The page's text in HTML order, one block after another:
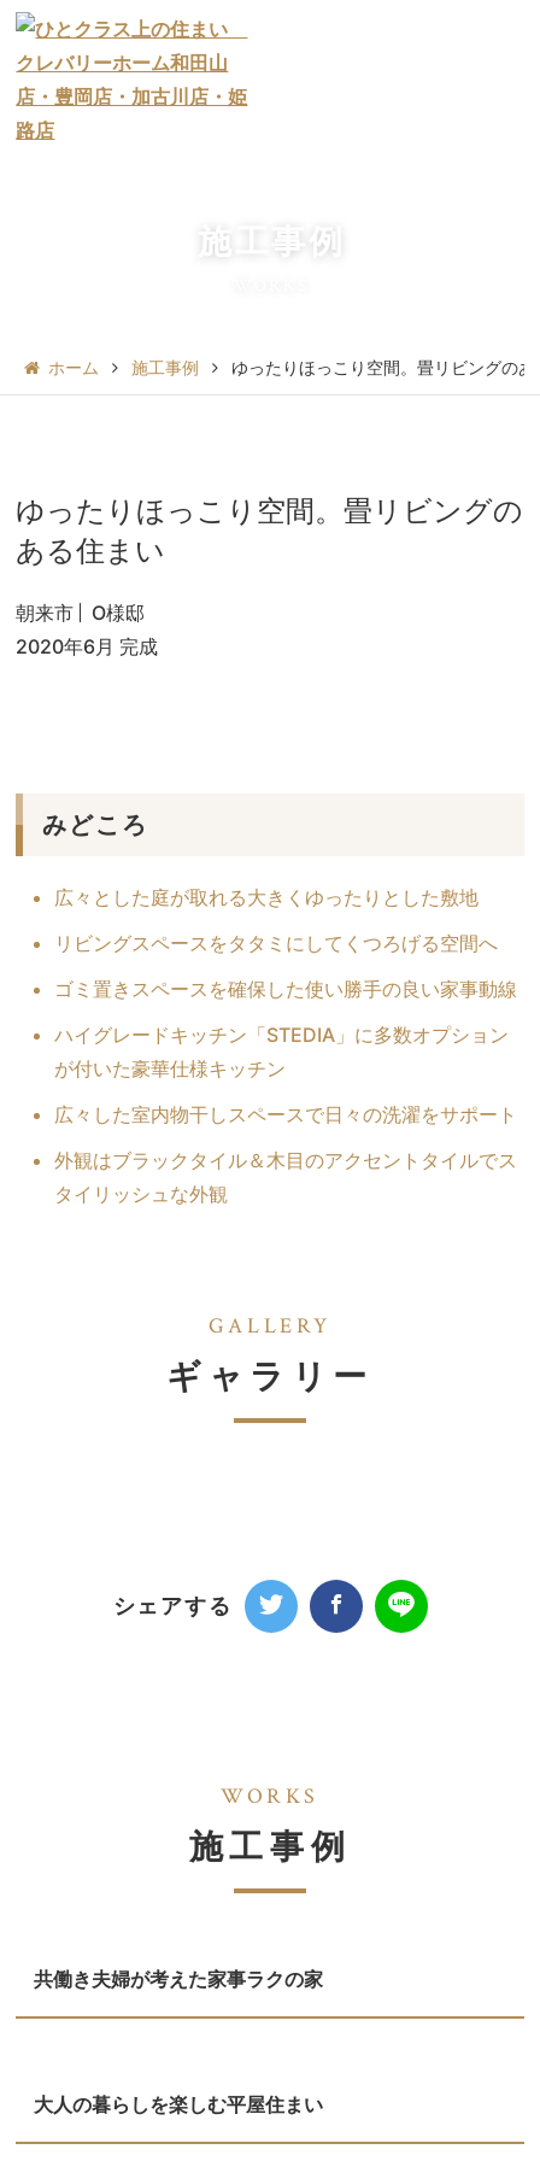
施工事例
ホーム 施工事例 ゆったりほっこり空間。畳リビングの
ゆったりほっこり空間。畳リビングの
ある住まい
朝来市
O様邸
2020年6月 完成
みどころ
広々とした庭が取れる大きくゆったりとした敷地
リビングスペースをタタミにしてくつろげる空間へ
ゴミ置きスペースを確保した使い勝手の良い家事動線
ハイグレードキッチン「STEDIA」に多数オプション
が付いた豪華仕様キッチン
広々した室内物干しスペースで日々の洗濯をサポート
外観はブラックタイル＆木目のアクセントタイルでス
タイリッシュな外観
GALLERY
ギャラリー
シェアする
WORKS
施工事例
共働き夫婦が考えた家事ラクの家
大人の暮らしを楽しむ平屋住まい